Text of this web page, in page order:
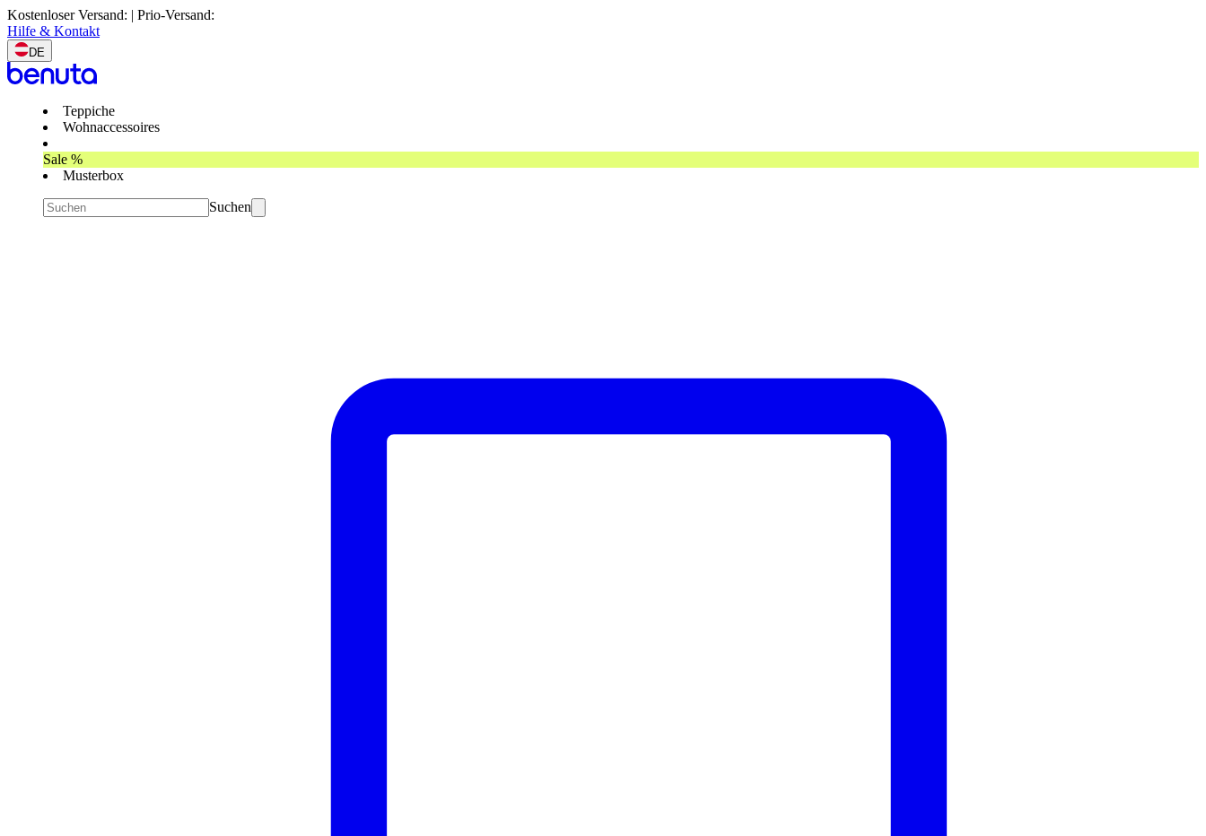
Kostenloser Versand: | Prio-Versand:
Hilfe & Kontakt
DE
Teppiche
Wohnaccessoires
Sale %
Musterbox
Suchen